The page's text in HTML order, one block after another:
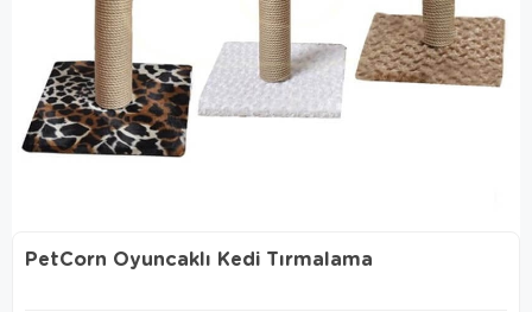
PetCorn Oyuncaklı Kedi Tırmalama